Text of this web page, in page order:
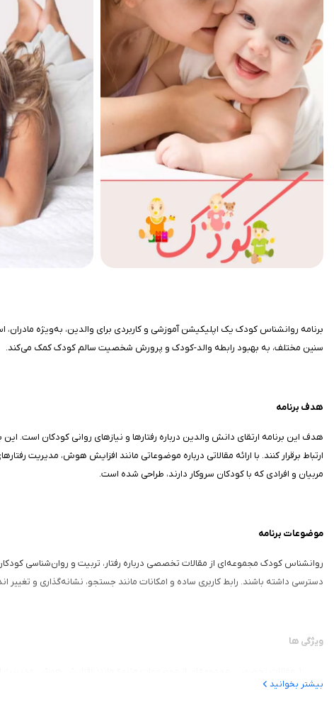
برنامه روانشناس کودک یک اپلیکیشن آموزشی و کاربردی برای والدین، به‌ویژه
سنین مختلف، به بهبود رابطه والد-کودک و پرورش شخصیت سالم کودک کمک می‌کند.
هدف برنامه
هدف این برنامه ارتقای دانش والدین درباره رفتارها و نیازهای روانی کودکان است.
ارتباط برقرار کنند. با ارائه مقالاتی درباره موضوعاتی مانند افزایش هوش، مدیریت
مربیان و افرادی که با کودکان سروکار دارند، طراحی شده است.
موضوعات برنامه
روانشناس کودک مجموعه‌ای از مقالات تخصصی درباره رفتار، تربیت و روان‌شناسی
دسترسی داشته باشند. رابط کاربری ساده و امکانات مانند جستجو، نشانه‌گذاری و تغییر
ویژگی‌ ها
نشانه‌گذاری مطالعه: ذخیره آخرین نقطه مطالعه برای ادامه در ورود بعدی.بیشتر بخوانید